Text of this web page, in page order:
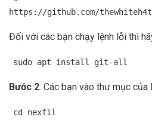
https://github.com/
Đối với các bạn chạy lệnh lỗi thì
sudo apt install git-all
Bước 2: Các bạn vào thư mục của
cd nexfil